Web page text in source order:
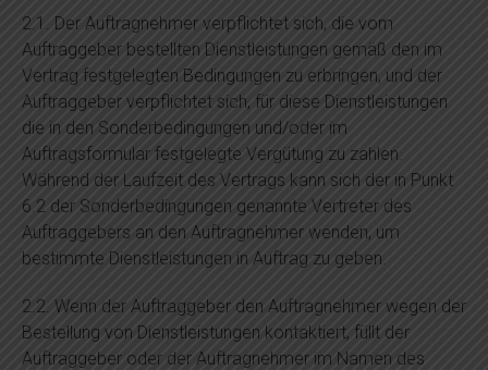
2.1. Der Auftragnehmer verpflichtet sich, die vom
Auftraggeber bestellten Dienstleistungen gemäß den im
Vertrag festgelegten Bedingungen zu erbringen, und der
Auftraggeber verpflichtet sich, für diese Dienstleistungen
die in den Sonderbedingungen und/oder im
Auftragsformular festgelegte Vergütung zu zahlen.
Während der Laufzeit des Vertrags kann sich der in Punkt
6.2 der Sonderbedingungen genannte Vertreter des
Auftraggebers an den Auftragnehmer wenden, um
bestimmte Dienstleistungen in Auftrag zu geben.
2.2. Wenn der Auftraggeber den Auftragnehmer wegen der
Bestellung von Dienstleistungen kontaktiert, füllt der
Auftraggeber oder der Auftragnehmer im Namen des